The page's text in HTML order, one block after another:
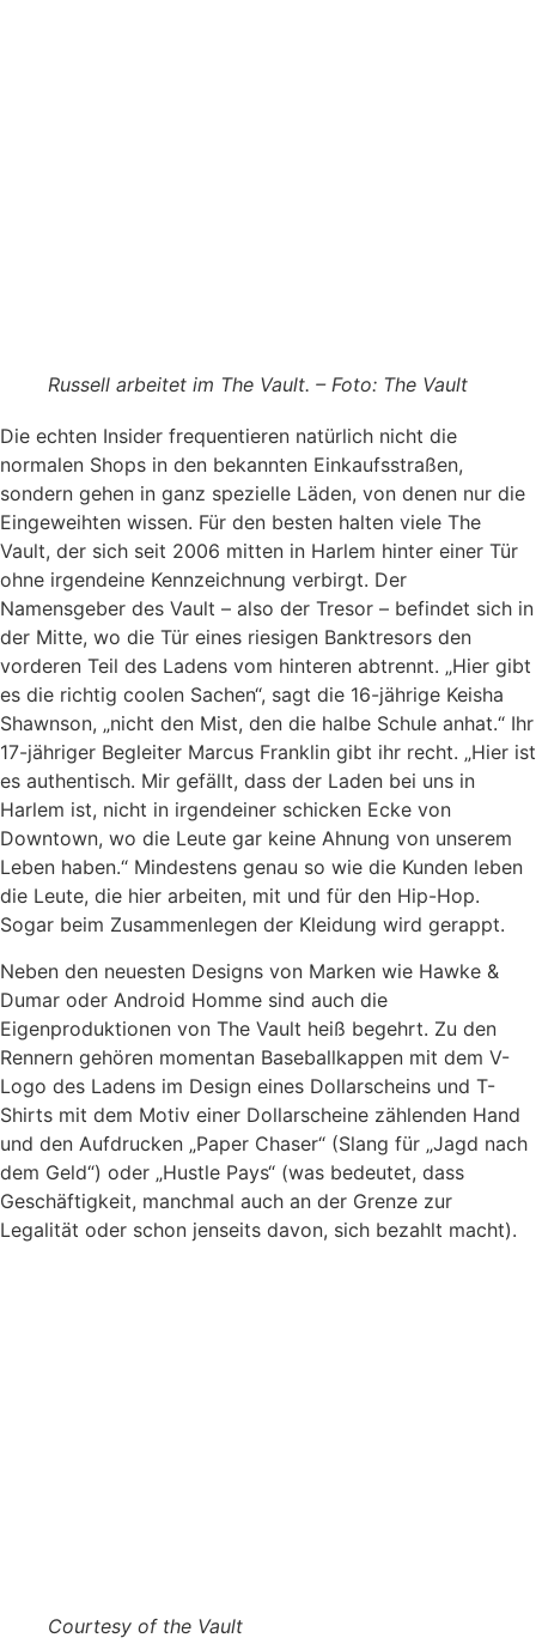
Russell arbeitet im The Vault. – Foto: The Vault
Die echten Insider frequentieren natürlich nicht die
normalen Shops in den bekannten Einkaufsstraßen,
sondern gehen in ganz spezielle Läden, von denen nur die
Eingeweihten wissen. Für den besten halten viele The
Vault, der sich seit 2006 mitten in Harlem hinter einer Tür
ohne irgendeine Kennzeichnung verbirgt. Der
Namensgeber des Vault – also der Tresor – befindet sich in
der Mitte, wo die Tür eines riesigen Banktresors den
vorderen Teil des Ladens vom hinteren abtrennt. „Hier gibt
es die richtig coolen Sachen“, sagt die 16-jährige Keisha
Shawnson, „nicht den Mist, den die halbe Schule anhat.“ Ihr
17-jähriger Begleiter Marcus Franklin gibt ihr recht. „Hier ist
es authentisch. Mir gefällt, dass der Laden bei uns in
Harlem ist, nicht in irgendeiner schicken Ecke von
Downtown, wo die Leute gar keine Ahnung von unserem
Leben haben.“ Mindestens genau so wie die Kunden leben
die Leute, die hier arbeiten, mit und für den Hip-Hop.
Sogar beim Zusammenlegen der Kleidung wird gerappt.
Neben den neuesten Designs von Marken wie Hawke &
Dumar oder Android Homme sind auch die
Eigenproduktionen von The Vault heiß begehrt. Zu den
Rennern gehören momentan Baseballkappen mit dem V-
Logo des Ladens im Design eines Dollarscheins und T-
Shirts mit dem Motiv einer Dollarscheine zählenden Hand
und den Aufdrucken „Paper Chaser“ (Slang für „Jagd nach
dem Geld“) oder „Hustle Pays“ (was bedeutet, dass
Geschäftigkeit, manchmal auch an der Grenze zur
Legalität oder schon jenseits davon, sich bezahlt macht).
Courtesy of the Vault